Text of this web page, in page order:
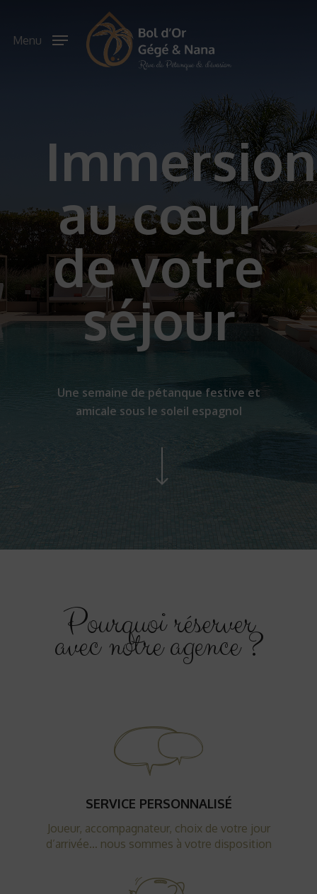
mainMenu
Immersion
au cœur
de votre
séjour
Une semaine de pétanque festive et
amicale sous le soleil espagnol
Pourquoi réserver
avec notre agence ?
SERVICE PERSONNALISÉ
Joueur, accompagnateur, choix de votre jour
d’arrivée… nous sommes à votre disposition